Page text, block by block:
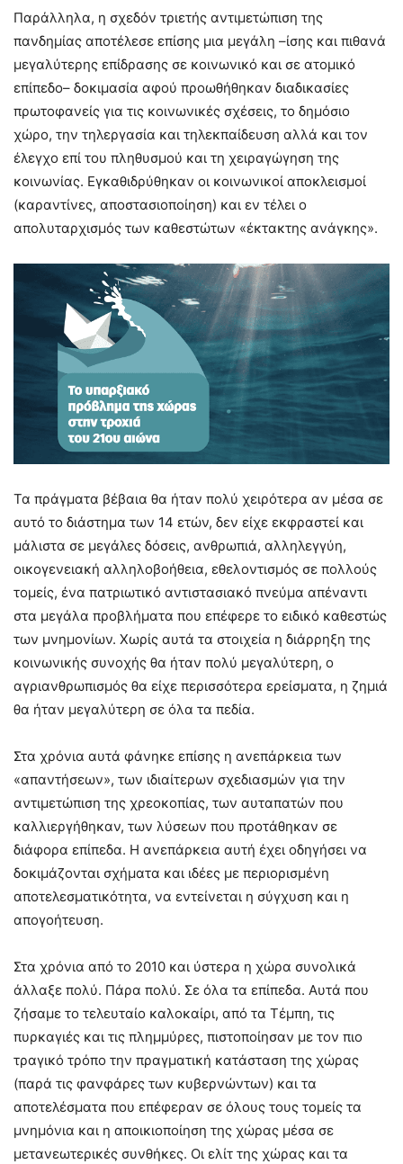
Παράλληλα, η σχεδόν τριετής αντιμετώπιση της
πανδημίας αποτέλεσε επίσης μια μεγάλη –ίσης και πιθανά
μεγαλύτερης επίδρασης σε κοινωνικό και σε ατομικό
επίπεδο– δοκιμασία αφού προωθήθηκαν διαδικασίες
πρωτοφανείς για τις κοινωνικές σχέσεις, το δημόσιο
χώρο, την τηλεργασία και τηλεκπαίδευση αλλά και τον
έλεγχο επί του πληθυσμού και τη χειραγώγηση της
κοινωνίας. Εγκαθιδρύθηκαν οι κοινωνικοί αποκλεισμοί
(καραντίνες, αποστασιοποίηση) και εν τέλει ο
απολυταρχισμός των καθεστώτων «έκτακτης ανάγκης».
Τα πράγματα βέβαια θα ήταν πολύ χειρότερα αν μέσα σε
αυτό το διάστημα των 14 ετών, δεν είχε εκφραστεί και
μάλιστα σε μεγάλες δόσεις, ανθρωπιά, αλληλεγγύη,
οικογενειακή αλληλοβοήθεια, εθελοντισμός σε πολλούς
τομείς, ένα πατριωτικό αντιστασιακό πνεύμα απέναντι
στα μεγάλα προβλήματα που επέφερε το ειδικό καθεστώς
των μνημονίων. Χωρίς αυτά τα στοιχεία η διάρρηξη της
κοινωνικής συνοχής θα ήταν πολύ μεγαλύτερη, ο
αγριανθρωπισμός θα είχε περισσότερα ερείσματα, η ζημιά
θα ήταν μεγαλύτερη σε όλα τα πεδία.
Στα χρόνια αυτά φάνηκε επίσης η ανεπάρκεια των
«απαντήσεων», των ιδιαίτερων σχεδιασμών για την
αντιμετώπιση της χρεοκοπίας, των αυταπατών που
καλλιεργήθηκαν, των λύσεων που προτάθηκαν σε
διάφορα επίπεδα. Η ανεπάρκεια αυτή έχει οδηγήσει να
δοκιμάζονται σχήματα και ιδέες με περιορισμένη
αποτελεσματικότητα, να εντείνεται η σύγχυση και η
απογοήτευση.
Στα χρόνια από το 2010 και ύστερα η χώρα συνολικά
άλλαξε πολύ. Πάρα πολύ. Σε όλα τα επίπεδα. Αυτά που
ζήσαμε το τελευταίο καλοκαίρι, από τα Τέμπη, τις
πυρκαγιές και τις πλημμύρες, πιστοποίησαν με τον πιο
τραγικό τρόπο την πραγματική κατάσταση της χώρας
(παρά τις φανφάρες των κυβερνώντων) και τα
αποτελέσματα που επέφεραν σε όλους τους τομείς τα
μνημόνια και η αποικιοποίηση της χώρας μέσα σε
μετανεωτερικές συνθήκες. Οι ελίτ της χώρας και τα